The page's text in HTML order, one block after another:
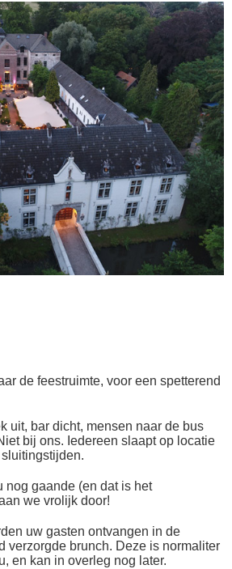
de feestruimte, voor een spetterend
uit, bar dicht, mensen naar de bus
bij ons. Iedereen slaapt op locatie
nog gaande (en dat is het
we vrolijk door!
uw gasten ontvangen in de
verzorgde brunch. Deze is normaliter
en kan in overleg nog later.